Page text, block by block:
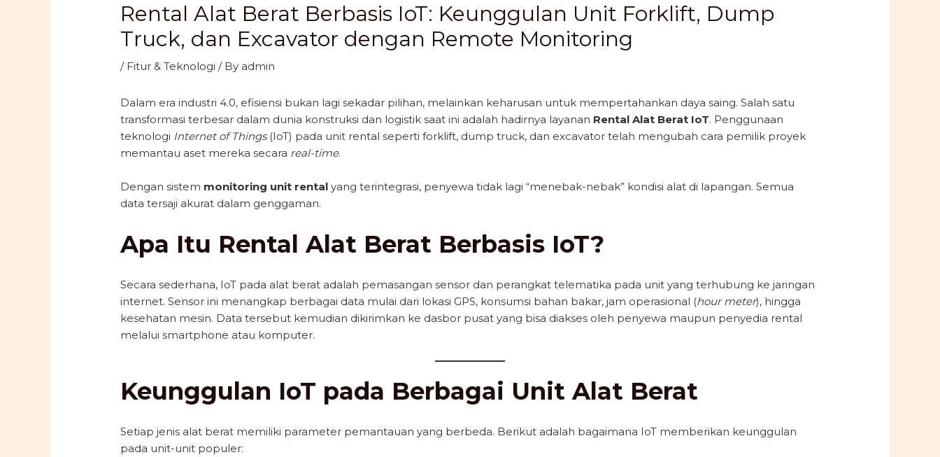
Rental Alat Berat Berbasis IoT: Keunggulan Unit Forklift, Dump
Truck, dan Excavator dengan Remote Monitoring
/ Fitur & Teknologi / By admin
Dalam era industri 4.0, efisiensi bukan lagi sekadar pilihan, melainkan keharusan untuk mempertahankan daya saing. Salah satu
transformasi terbesar dalam dunia konstruksi dan logistik saat ini adalah hadirnya layanan Rental Alat Berat IoT. Penggunaan
teknologi Internet of Things(IoT) pada unit rental seperti forklift, dump truck, dan excavator telah mengubah cara pemilik proyek
memantau aset mereka secara real-time.
Dengan sistem monitoring unit rental yang terintegrasi, penyewa tidak lagi “menebak-nebak” kondisi alat di lapangan. Semua
data tersaji akurat dalam genggaman.
Apa Itu Rental Alat Berat Berbasis IoT?
Secara sederhana, IoT pada alat berat adalah pemasangan sensor dan perangkat telematika pada unit yang terhubung ke jaringan
internet. Sensor ini menangkap berbagai data mulai dari lokasi GPS, konsumsi bahan bakar, jam operasional (hour meter), hingga
kesehatan mesin. Data tersebut kemudian dikirimkan ke dasbor pusat yang bisa diakses oleh penyewa maupun penyedia rental
melalui smartphone atau komputer.
Keunggulan IoT pada Berbagai Unit Alat Berat
Setiap jenis alat berat memiliki parameter pemantauan yang berbeda. Berikut adalah bagaimana IoT memberikan keunggulan
pada unit-unit populer: